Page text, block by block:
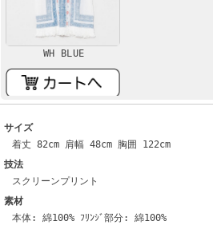
WH BLUE
サイズ
着丈 82cm 肩幅 48cm 胸囲 122cm
技法
スクリーンプリント
素材
本体: 綿100% ﾌﾘﾝｼﾞ部分: 綿100%